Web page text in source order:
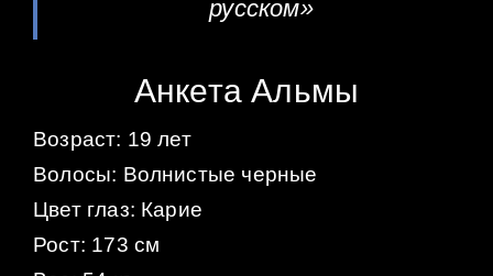
русском»
Анкета Альмы
Возраст: 19 лет
Волосы: Волнистые черные
Цвет глаз: Карие
Рост: 173 см